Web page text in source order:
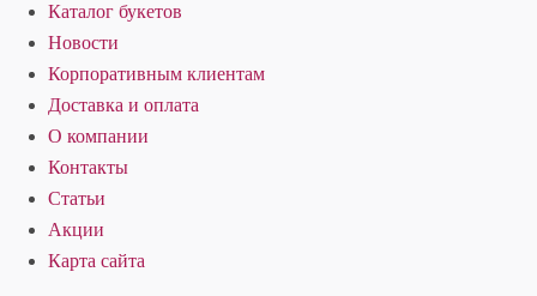
Каталог букетов
Новости
Корпоративным клиентам
Доставка и оплата
О компании
Контакты
Статьи
Акции
Карта сайта